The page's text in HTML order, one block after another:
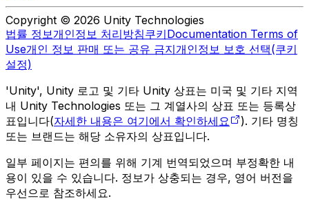
Copyright © 2026 Unity Technologies
법률 정보개인정보 처리방침쿠키Documentation Terms of
Use개인 정보 판매 또는 공유 금지개인정보 보호 선택(쿠키
설정)
'Unity', Unity 로고 및 기타 Unity 상표는 미국 및 기타 지역
내 Unity Technologies 또는 그 계열사의 상표 또는 등록상
표입니다(자세한 내용은 여기에서 확인하세요
). 기타 명칭
또는 브랜드는 해당 소유자의 상표입니다.
일부 페이지는 편의를 위해 기계 번역되었으며 부정확한 내
용이 있을 수 있습니다. 정보가 상충되는 경우, 영어 버전을
우선으로 참조하세요.